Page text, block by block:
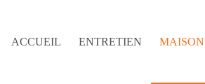
ACCUEIL
ENTRETIEN MAISON